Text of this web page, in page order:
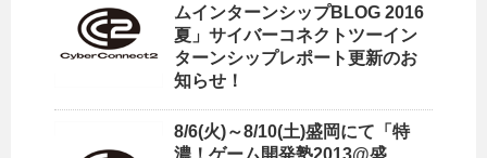
ムインターンシップBLOG 2016
夏」サイバーコネクトツーイン
ターンシップレポート更新のお
知らせ！
8/6(火)～8/10(土)盛岡にて「特
濃！ゲーム開発塾2013@盛